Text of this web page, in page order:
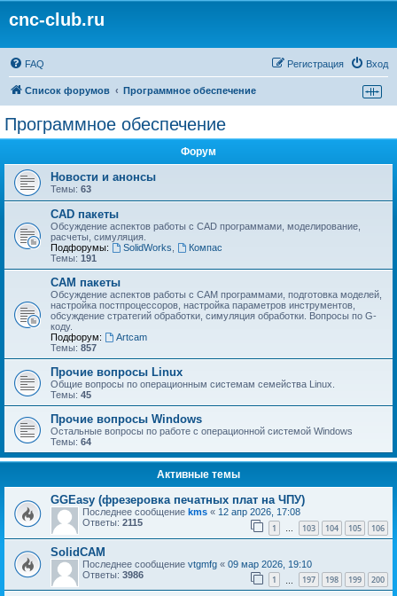
cnc-club.ru
FAQ Вход
Регистрация
Список форумов Программное обеспечение
Программное обеспечение
Форум
Новости и анонсы
Темы: 63
CAD пакеты
Обсуждение аспектов работы с CAD программами, моделирование,
расчеты, симуляция.
Подфорумы:
SolidWorks
Компас
Темы: 191
CAM пакеты
Обсуждение аспектов работы с CAМ программами, подготовка моделей,
настройка постпроцессоров, настройка параметров инструментов,
обсуждение стратегий обработки, симуляция обработки. Вопросы по G-
коду.
Подфорум:
Artcam
Темы: 857
Прочие вопросы Linux
Общие вопросы по операционным системам семейства Linux.
Темы: 45
Прочие вопросы Windows
Остальные вопросы по работе с операционной системой Windows
Темы: 64
Активные темы
GGEasy (фрезеровка печатных плат на ЧПУ)
Последнее сообщение kms « 12 апр 2026, 17:08
Ответы: 2115 1 … 103 104 105 106
SolidCAM
Последнее сообщение vtgmfg « 09 мар 2026, 19:10
Ответы: 3986 1 197 198 199 200